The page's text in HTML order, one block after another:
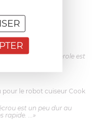
fixe
Cette casserole est
complé...»
pour le robot cuiseur Cook
est un peu dur au
rapide. ...»